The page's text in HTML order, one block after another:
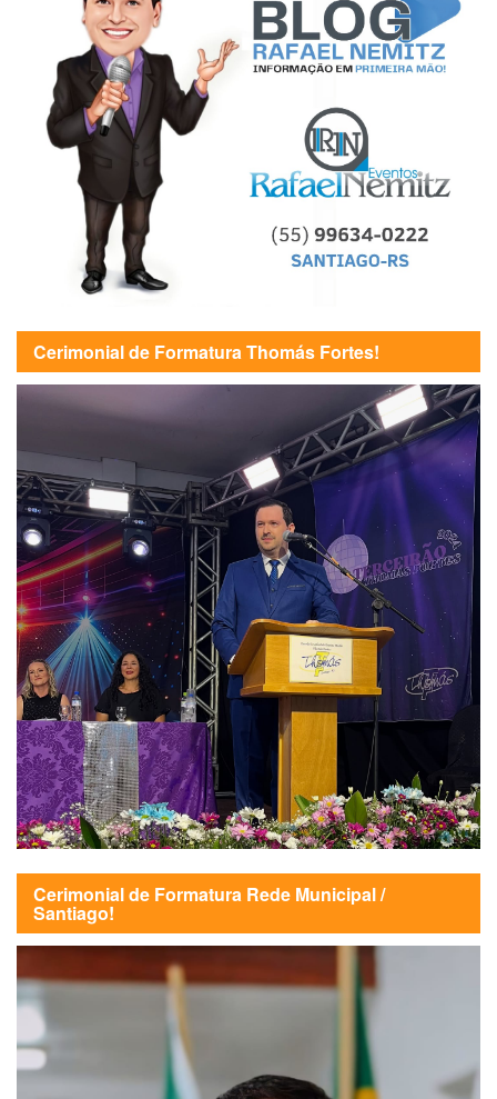
Cerimonial de Formatura Thomás Fortes!
Cerimonial de Formatura Rede Municipal /
Santiago!